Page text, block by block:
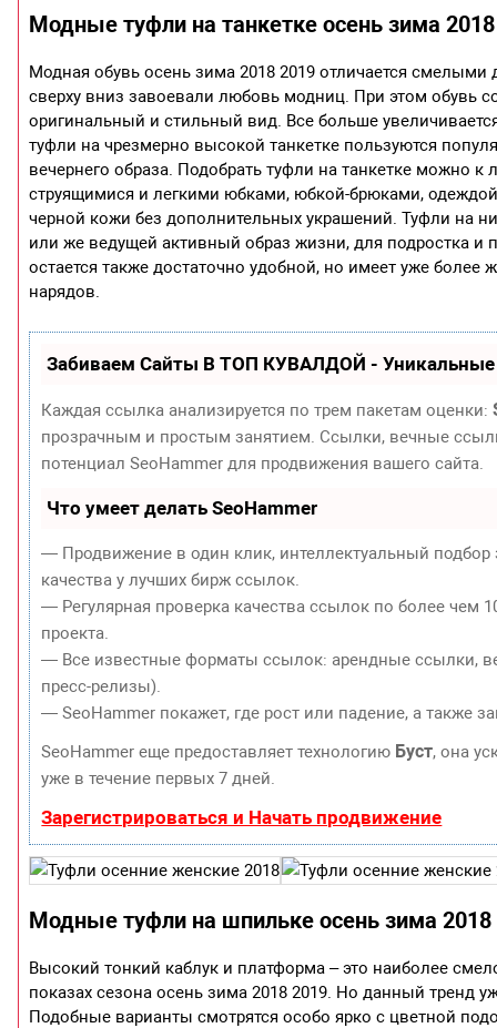
Модные туфли на танкетке осень зима
Модная обувь осень зима 2018 2019 отличается
сверху вниз завоевали любовь модниц. При этом обувь
оригинальный и стильный вид. Все больше
туфли на чрезмерно высокой танкетке пользуются
вечернего образа. Подобрать туфли на танкетке можно
струящимися и легкими юбками, юбкой-брюками,
черной кожи без дополнительных украшений. Туфли на
или же ведущей активный образ жизни, для подростка и
остается также достаточно удобной, но имеет уже
нарядов.
Забиваем Сайты В ТОП КУВАЛДОЙ - Уникальные
Каждая ссылка анализируется по трем пакетам оценки:
прозрачным и простым занятием. Ссылки, вечные
потенциал SeoHammer для продвижения вашего сайта.
Что умеет делать SeoHammer
— Продвижение в один клик, интеллектуальный
качества у лучших бирж ссылок.
— Регулярная проверка качества ссылок по более чем
проекта.
— Все известные форматы ссылок: арендные ссылки,
пресс-релизы).
— SeoHammer покажет, где рост или падение, а также
SeoHammer еще предоставляет технологию Буст, она
уже в течение первых 7 дней.
Зарегистрироваться и Начать продвижение
Модные туфли на шпильке осень зима 2018
Высокий тонкий каблук и платформа – это наиболее
показах сезона осень зима 2018 2019. Но данный тренд
Подобные варианты смотрятся особо ярко с цветной